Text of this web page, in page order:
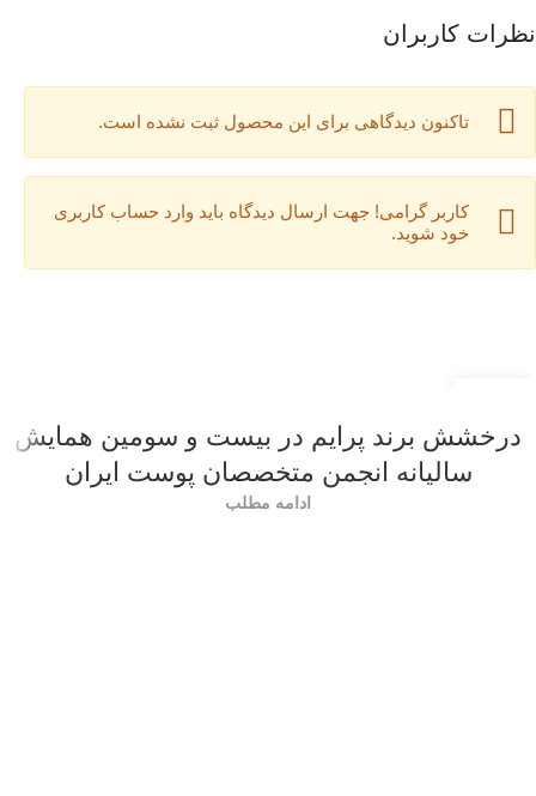
نظرات کاربران
تاکنون دیدگاهی برای این محصول ثبت نشده است.
کاربر گرامی! جهت ارسال دیدگاه باید وارد حساب کاربری
خود شوید.
درخشش برند پرایم در بیست و سومین همایش
سالیانه انجمن متخصصان پوست ایران
ادامه مطلب